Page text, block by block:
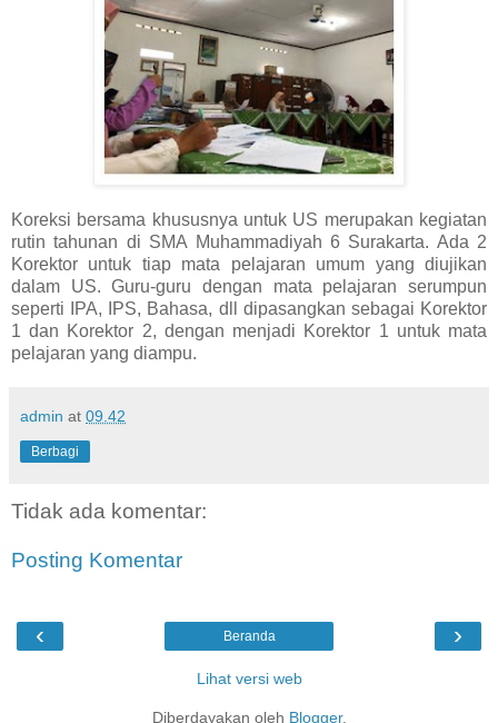
Koreksi bersama khususnya untuk US merupakan kegiatan
rutin tahunan di SMA Muhammadiyah 6 Surakarta. Ada 2
Korektor untuk tiap mata pelajaran umum yang diujikan
dalam US. Guru-guru dengan mata pelajaran serumpun
seperti IPA, IPS, Bahasa, dll dipasangkan sebagai Korektor
1 dan Korektor 2, dengan menjadi Korektor 1 untuk mata
pelajaran yang diampu.
admin at 09.42
Berbagi
Tidak ada komentar:
Posting Komentar
‹ ›
Beranda
Lihat versi web
Diberdayakan oleh Blogger.